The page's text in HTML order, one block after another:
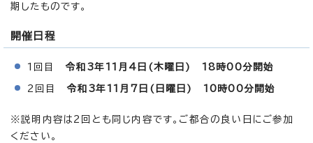
期したものです。
開催日程
1回目令和3年11月4日(木曜日) 18時00分開始
2回目令和3年11月7日(日曜日) 10時00分開始
※説明内容は2回とも同じ内容です。ご都合の良い日にご参加
ください。